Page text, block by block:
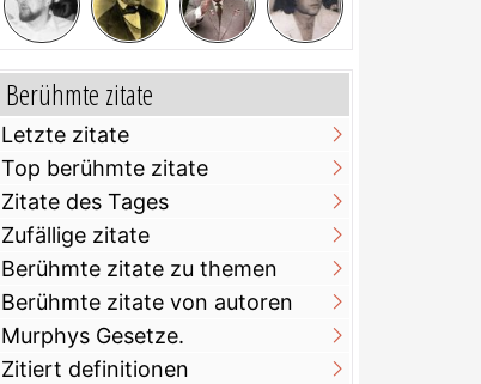
Berühmte zitate
Letzte zitate
Top berühmte zitate
Zitate des Tages
Zufällige zitate
Berühmte zitate zu themen
Berühmte zitate von autoren
Murphys Gesetze.
Zitiert definitionen